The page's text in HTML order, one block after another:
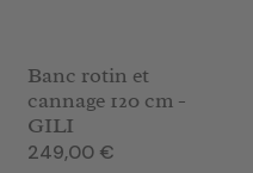
Banc rotin et
cannage 120 cm -
GILI
Prix
249,00 €